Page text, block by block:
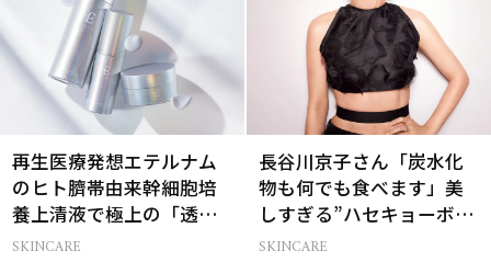
再生医療発想エテルナム
のヒト臍帯由来幹細胞培
養上清液で極上の「透明
感ハリ肌」へ
SKINCARE
長谷川京子さん「炭水化
物も何でも食べます」美
しすぎる”ハセキョーボデ
ィ”を作る秘訣
SKINCARE